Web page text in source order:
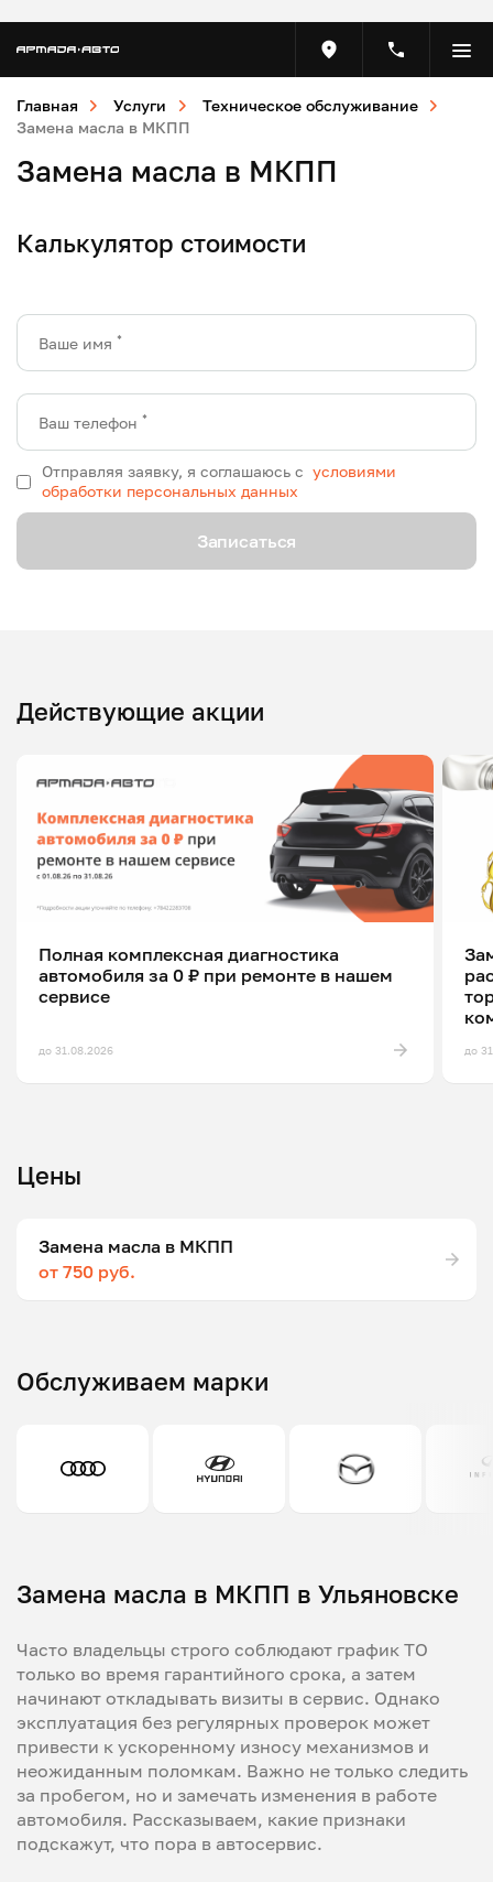
Главная Услуги
Техническое обслуживание
Замена масла в МКПП
Замена масла в МКПП
Калькулятор стоимости
Ваше имя *
Ваш телефон *
Записаться
Отправляя заявку, я соглашаюсь с условиями
обработки персональных данных
Действующие акции
Полная комплексная диагностика
автомобиля за 0 ₽ при ремонте в нашем
сервисе
до 31.08.2026 до
Цены
Замена масла в МКПП
от 750 руб.
Обслуживаем марки
Замена масла в МКПП в Ульяновске
Часто владельцы строго соблюдают график ТО
только во время гарантийного срока, а затем
начинают откладывать визиты в сервис. Однако
эксплуатация без регулярных проверок может
привести к ускоренному износу механизмов и
неожиданным поломкам. Важно не только следить
за пробегом, но и замечать изменения в работе
автомобиля. Рассказываем, какие признаки
подскажут, что пора в автосервис.